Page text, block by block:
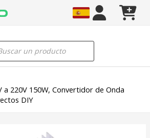
a 220V 150W, Convertidor de Onda
DIY